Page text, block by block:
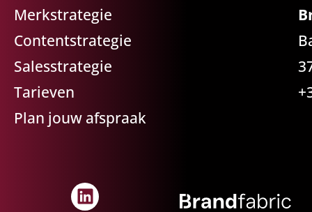
Merkstrategie
Contentstrategie
Salesstrategie
Tarieven
Plan jouw afspraak